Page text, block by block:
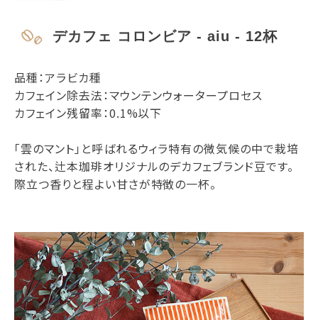
デカフェ コロンビア - aiu - 12杯
品種：アラビカ種
カフェイン除去法：マウンテンウォータープロセス
カフェイン残留率：0.1%以下
「雲のマント」と呼ばれるウィラ特有の微気候の中で栽培
された、辻本珈琲オリジナルのデカフェブランド豆です。
際立つ香りと程よい甘さが特徴の一杯。